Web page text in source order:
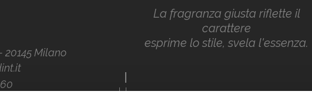
20145 Milano
La fragranza giusta riflette il
carattere
esprime lo stile, svela l'essenza.